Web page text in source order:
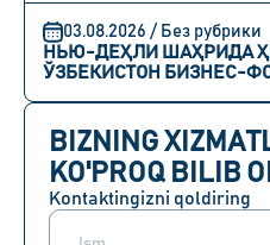
03.08.2026 / Без рубрики
НЬЮ-ДЕҲЛИ ШАҲРИДА
ЎЗБЕКИСТОН БИЗНЕС-
BIZNING
KO'PROQ BILIB
Kontaktingizni qoldiring